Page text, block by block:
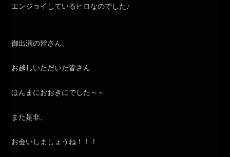
エンジョイしているヒロなのでした♪
御出演の皆さん、
お越しいただいた皆さん
ほんまにおおきにでした～～
また是非、
お会いしましょうね！！！